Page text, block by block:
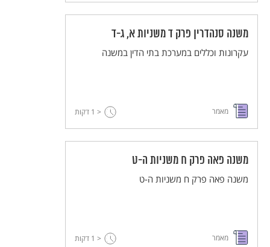
משנה סנהדרין פרק ד משניות א, ג-ד
עקרונות וכללים במערכת בתי הדין במשנה
מאמר < 1 דקות
משנה פאה פרק ח משניות ה-ט
משנה פאה פרק ח משניות ה-ט
מאמר < 1 דקות